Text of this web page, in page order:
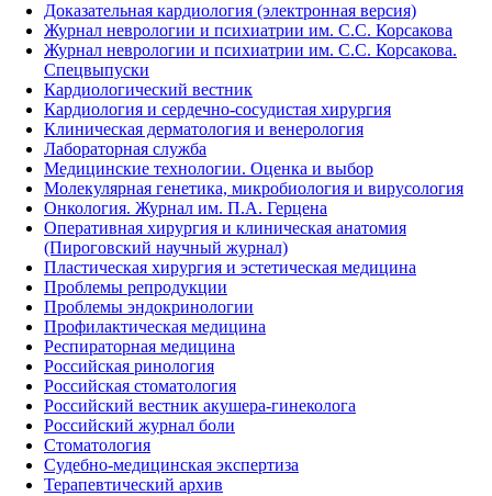
Доказательная кардиология (электронная версия)
Журнал неврологии и психиатрии им. С.С. Корсакова
Журнал неврологии и психиатрии им. С.С. Корсакова.
Спецвыпуски
Кардиологический вестник
Кардиология и сердечно-сосудистая хирургия
Клиническая дерматология и венерология
Лабораторная служба
Медицинские технологии. Оценка и выбор
Молекулярная генетика, микробиология и вирусология
Онкология. Журнал им. П.А. Герцена
Оперативная хирургия и клиническая анатомия
(Пироговский научный журнал)
Пластическая хирургия и эстетическая медицина
Проблемы репродукции
Проблемы эндокринологии
Профилактическая медицина
Респираторная медицина
Российская ринология
Российская стоматология
Российский вестник акушера-гинеколога
Российский журнал боли
Стоматология
Судебно-медицинская экспертиза
Терапевтический архив